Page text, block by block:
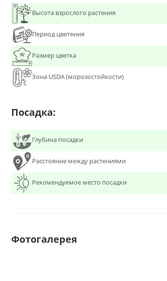
Высота взрослого растения
Период цветения
Размер цветка
Зона USDA (морозостойкости)
Посадка:
Глубина посадки
Расстояние между растениями
Рекомендуемое место посадки
Фотогалерея